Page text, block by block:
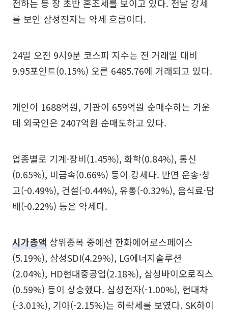
전하는 등 장 초반 혼조세를 보이고 있다. 전날 강세
를 보인 삼성전자는 약세 흐름이다.
24일 오전 9시9분 코스피 지수는 전 거래일 대비
9.95포인트(0.15%) 오른 6485.76에 거래되고 있다.
개인이 1688억원, 기관이 659억원 순매수하는 가운
데 외국인은 2407억원 순매도하고 있다.
업종별로 기계·장비(1.45%), 화학(0.84%), 통신
(0.65%), 비금속(0.66%) 등이 강세다. 반면 운송·창
고(-0.49%), 건설(-0.44%), 유통(-0.32%), 음식료·담
배(-0.22%) 등은 약세다.
시가총액 상위종목 중에선 한화에어로스페이스
(5.19%), 삼성SDI(4.29%), LG에너지솔루션
(2.04%), HD현대중공업(2.18%), 삼성바이오로직스
(0.59%) 등이 상승했다. 삼성전자(-1.00%), 현대차
(-3.01%), 기아(-2.15%)는 하락세를 보였다. SK하이